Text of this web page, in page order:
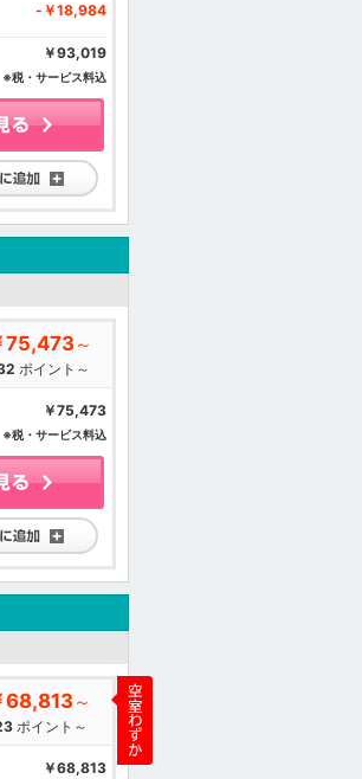
-￥18,984
￥93,019
※税・サービス料込
75,473～
ポイント～
￥75,473
※税・サービス料込
68,813～
ポイント～
￥68,813